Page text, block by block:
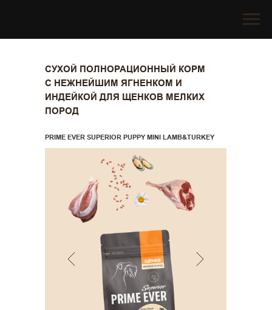
PRIME EVER SUPERIOR PUPPY MINI LAMB&TURKEY
СУХОЙ ПОЛНОРАЦИОННЫЙ КОРМ
С НЕЖНЕЙШИМ ЯГНЕНКОМ И
ИНДЕЙКОЙ ДЛЯ ЩЕНКОВ МЕЛКИХ
ПОРОД